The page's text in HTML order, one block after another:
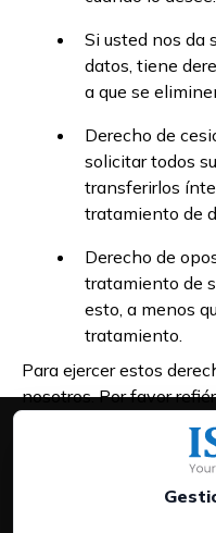
Si usted nos da
datos, tiene
a que se
Derecho de
solicitar todos
transferirlos
tratamiento de
Derecho de
tratamiento de
esto, a menos
tratamiento.
Para ejercer estos
nosotros. Por favor
parte inferior de esta
sobre cómo
indicara, no obstante,
reclamación a la